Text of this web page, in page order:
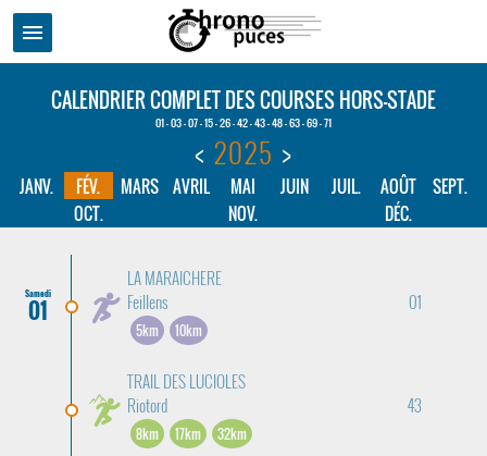
menu
CALENDRIER COMPLET DES COURSES HORS-STADE
01 - 03 - 07 - 15 - 26 - 42 - 43 - 48 - 63 - 69 - 71
< 2025 >
JANV. FÉV. MARS AVRIL MAI JUIN JUIL. AOÛT
SEPT.
OCT.
NOV. DÉC.
Samedi
01
LA MARAICHERE
Feillens
01
5km 10km
TRAIL DES LUCIOLES
Riotord
43
8km 17km 32km